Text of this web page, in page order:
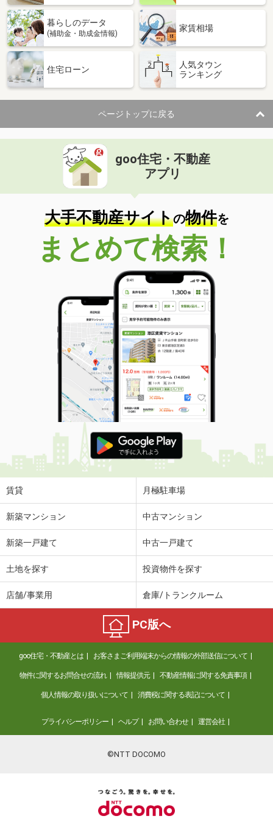
暮らしのデータ
(補助金・助成金情報)
家賃相場
住宅ローン
人気タウン
ランキング
ページトップに戻る
goo住宅・不動産
アプリ
大手不動産サイトの物件を
まとめて検索！
賃貸 月極駐車場
新築マンション 中古マンション
新築一戸建て 中古一戸建て
土地を探す 投資物件を探す
店舗/事業用 倉庫/トランクルーム
PC版へ
goo住宅・不動産とは お客さまご利用端末からの情報の外部送信について
物件に関するお問合せの流れ 情報提供元 不動産情報に関する免責事項
個人情報の取り扱いについて 消費税に関する表記について
プライバシーポリシー ヘルプ お問い合わせ 運営会社
©NTT DOCOMO